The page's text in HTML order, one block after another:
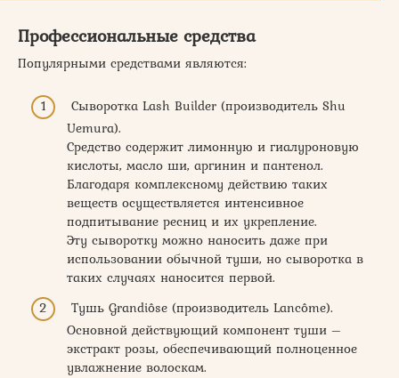
Профессиональные средства
Популярными средствами являются:
Сыворотка Lash Builder (производитель Shu
Uemura).
Средство содержит лимонную и гиалуроновую
кислоты, масло ши, аргинин и пантенол.
Благодаря комплексному действию таких
веществ осуществляется интенсивное
подпитывание ресниц и их укрепление.
Эту сыворотку можно наносить даже при
использовании обычной туши, но сыворотка в
таких случаях наносится первой.
Тушь Grandiôse (производитель Lancôme).
Основной действующий компонент туши –
экстракт розы, обеспечивающий полноценное
увлажнение волоскам.